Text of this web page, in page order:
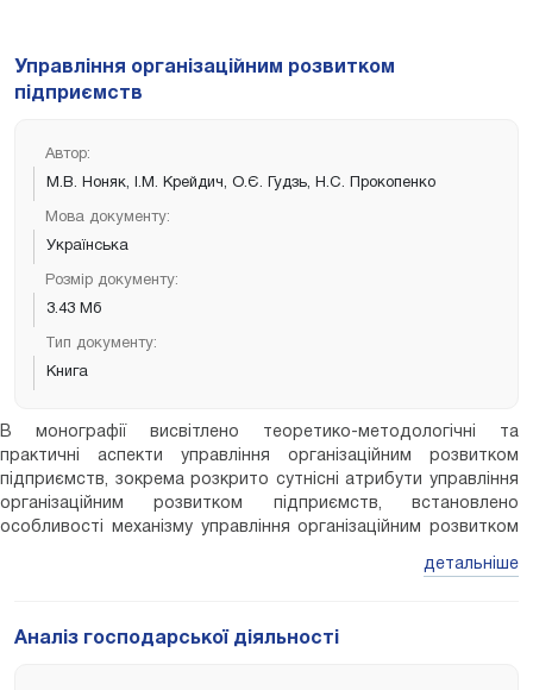
Управління організаційним розвитком
підприємств
Автор:
М.В. Ноняк, І.М. Крейдич, О.Є. Гудзь, Н.С. Прокопенко
Мова документу:
Українська
Розмір документу:
3.43 Мб
Тип документу:
Книга
В монографії висвітлено теоретико-методологічні та
практичні аспекти управління організаційним розвитком
підприємств, зокрема розкрито сутнісні атрибути управління
організаційним розвитком підприємств, встановлено
особливості механізму управління організаційним розвитком
формування системи показників результативності управління
основі інформаційно-комунікаційних технологій, досліджено
детальніше
Аналіз господарської діяльності